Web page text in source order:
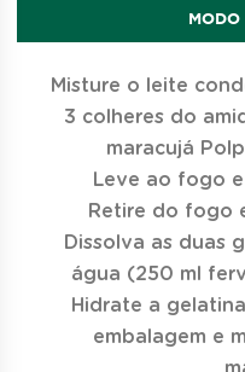
MODO
Misture o leite
3 colheres do
maracujá
Leve ao fogo
Retire do fogo
Dissolva as duas
água (250 ml
Hidrate a
embalagem e